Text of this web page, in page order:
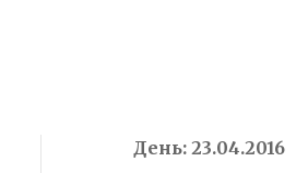
День:23.04.2016